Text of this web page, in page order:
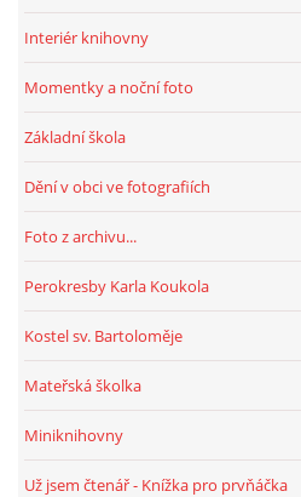
Interiér knihovny
Momentky a noční foto
Základní škola
Dění v obci ve fotografiích
Foto z archivu...
Perokresby Karla Koukola
Kostel sv. Bartoloměje
Mateřská školka
Miniknihovny
Už jsem čtenář - Knížka pro prvňáčka